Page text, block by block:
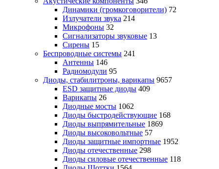
Динамики (громкоговорители) 72
Излучатели звука 214
Микрофоны 32
Сигнализаторы звуковые 13
Сирены 15
Беспроводные системы 241
Антенны 146
Радиомодули 95
Диоды, стабилитроны, варикапы 9657
ESD защитные диоды 409
Варикапы 26
Диодные мосты 1062
Диоды быстродействующие 168
Диоды выпрямительные 1869
Диоды высоковольтные 57
Диоды защитные импортные 1952
Диоды отечественные 298
Диоды силовые отечественные 118